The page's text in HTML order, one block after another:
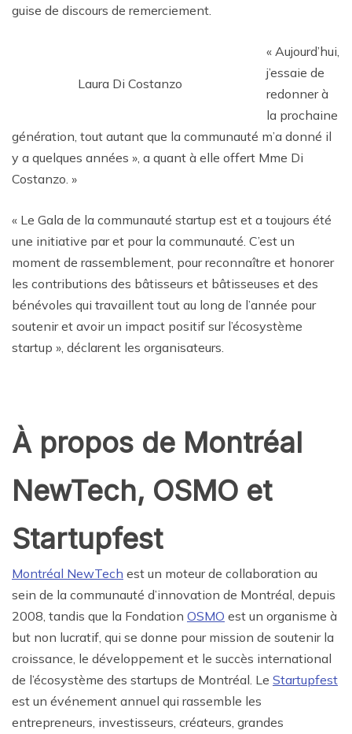
guise de discours de remerciement.
Laura Di Costanzo
« Aujourd’hui,
j’essaie de
redonner à
la prochaine
génération, tout autant que la communauté m’a donné il
y a quelques années », a quant à elle offert Mme Di
Costanzo. »
« Le Gala de la communauté startup est et a toujours été
une initiative par et pour la communauté. C’est un
moment de rassemblement, pour reconnaître et honorer
les contributions des bâtisseurs et bâtisseuses et des
bénévoles qui travaillent tout au long de l’année pour
soutenir et avoir un impact positif sur l’écosystème
startup », déclarent les organisateurs.
À propos de Montréal
NewTech, OSMO et
Startupfest
Montréal NewTech est un moteur de collaboration au
sein de la communauté d’innovation de Montréal, depuis
2008, tandis que la Fondation OSMO est un organisme à
but non lucratif, qui se donne pour mission de soutenir la
croissance, le développement et le succès international
de l’écosystème des startups de Montréal. Le Startupfest
est un événement annuel qui rassemble les
entrepreneurs, investisseurs, créateurs, grandes